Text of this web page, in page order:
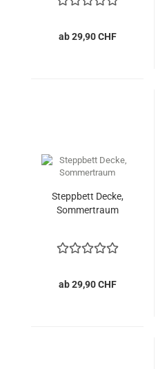
ab 29,90 CHF
Steppbett Decke,
Sommertraum
ab 29,90 CHF